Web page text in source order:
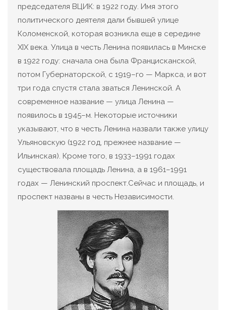
председателя ВЦИК: в 1922 году. Имя этого
политического деятеля дали бывшей улице
Коломенской, которая возникла еще в середине
XIX века. Улица в честь Ленина появилась в Минске
в 1922 году: сначала она была Францисканской,
потом Губернаторской, с 1919–го — Маркса, и вот
три года спустя стала зваться Ленинской. А
современное название — улица Ленина —
появилось в 1945–м. Некоторые источники
указывают, что в честь Ленина назвали также улицу
Ульяновскую (1922 год, прежнее название —
Ильинская). Кроме того, в 1933–1991 годах
существовала площадь Ленина, а в 1961–1991
годах — Ленинский проспект.Сейчас и площадь, и
проспект названы в честь Независимости.